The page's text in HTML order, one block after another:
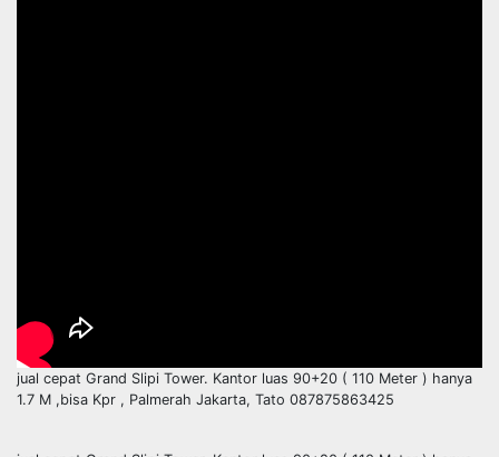
jual cepat Grand Slipi Tower. Kantor luas 90+20 ( 110 Meter ) hanya
1.7 M ,bisa Kpr , Palmerah Jakarta, Tato 087875863425